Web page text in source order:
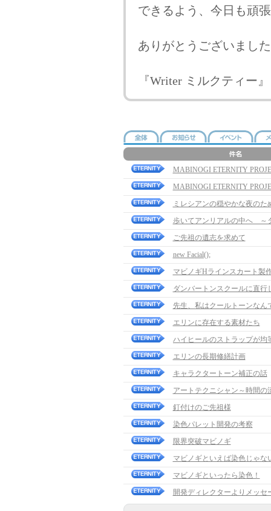
できるよう、今日も頑
ありがとうございまし
『Writer ミルクティー』
MABINOGI ETERNITY
MABINOGI ETERNITY
ミレシアンの穏やかな夜のた
歩いてアンリアルの中へ ～
ご先祖の遺志を求めて
new Facial();
マビノギHラインスカート製
ダンバートンスクールに直行
先生、私はクールトーンなん
エリンに存在する素材たち
ハイヒールのストラップが均
エリンの長期修繕計画
キャラクタートーン補正の話
アートテクニシャン～時間の
釘付けのご先祖様
染色パレット開発の考察
限界突破マビノギ
マビノギといえば染色じゃな
マビノギといったら染色！
開発ディレクターよりメッ